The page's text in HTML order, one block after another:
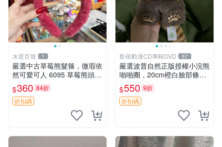
水星百貨 1
嚴選中古草莓熊髮箍，微瑕依
然可愛可人 6095 草莓熊頭飾
中古髮圈 熊寶 寶寶 娃娃熊髮
箍 中古收藏 玩具髮夾
$360 84折
折扣碼
影視動漫CD專輯DVD 57
嚴選波普自然正版授權小浣熊
啪啪圈，20cm橙白臉部條紋
清晰，毛絨超萌贈品推薦。
小浣熊 波普 圈環
$550 9折
折扣碼